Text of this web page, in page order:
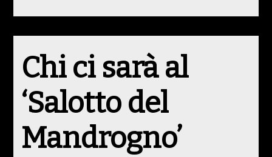
Chi ci sarà al
‘Salotto del
Mandrogno’